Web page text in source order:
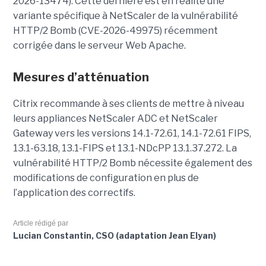
variante spécifique à NetScaler de la vulnérabilité
HTTP/2 Bomb (CVE-2026-49975) récemment
corrigée dans le serveur Web Apache.
Mesures d’atténuation
Citrix recommande à ses clients de mettre à niveau
leurs appliances NetScaler ADC et NetScaler
Gateway vers les versions 14.1-72.61, 14.1-72.61 FIPS,
13.1-63.18, 13.1-FIPS et 13.1-NDcPP 13.1.37.272. La
vulnérabilité HTTP/2 Bomb nécessite également des
modifications de configuration en plus de
l’application des correctifs.
Article rédigé par
Lucian Constantin, CSO (adaptation Jean Elyan)